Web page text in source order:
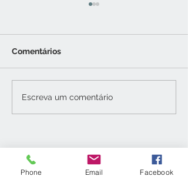
COMO LIMPAR TAPETE
SINTÉTICO
Comentários
Escreva um comentário
Tel. e WhatsApp(21)
2611-4091
Phone Email Facebook